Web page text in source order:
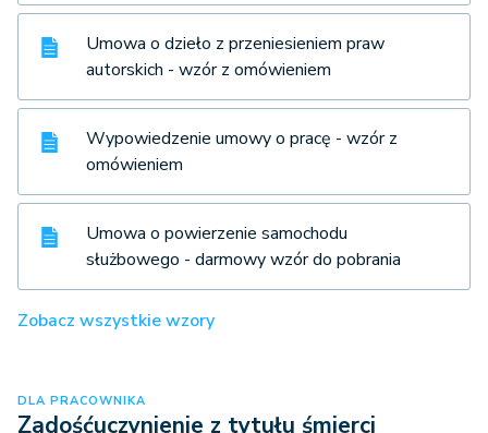
Umowa o dzieło z przeniesieniem praw
autorskich - wzór z omówieniem
Wypowiedzenie umowy o pracę - wzór z
omówieniem
Umowa o powierzenie samochodu
służbowego - darmowy wzór do pobrania
Zobacz wszystkie wzory
DLA PRACOWNIKA
Zadośćuczynienie z tytułu śmierci